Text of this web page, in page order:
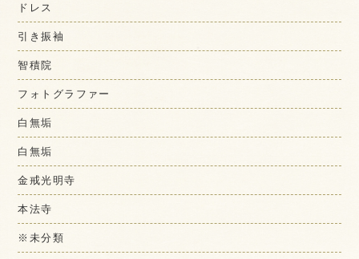
ドレス
引き振袖
智積院
フォトグラファー
白無垢
白無垢
金戒光明寺
本法寺
※未分類